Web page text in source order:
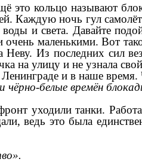
это кольцо называют
Каждую ночь гул
и света. Давайте
маленькими. Вот
Из последних сил
на улицу и не узнала
и в наше время.
белые времён
уходили танки.
ведь это была